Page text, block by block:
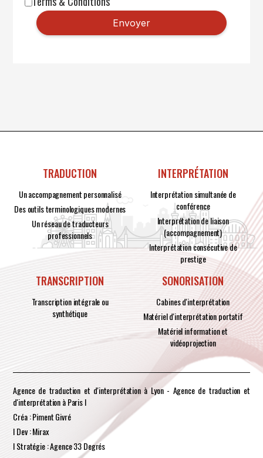
TRADUCTION
Un accompagnement personnalisé
Des outils terminologiques modernes
Un réseau de traducteurs
professionnels
INTERPRÉTATION
Interprétation simultanée de
conférence
Interprétation de liaison
(accompagnement)
Interprétation consécutive de
prestige
TRANSCRIPTION
Transcription intégrale ou
synthétique
SONORISATION
Cabines d'interprétation
Matériel d'interprétation portatif
Matériel information et
vidéoprojection
Agence de traduction et d'interprétation à Lyon - Agence de traduction et
d'interprétation à Paris I
Créa : Piment Givré
I Dev : Mirax
I Stratégie : Agence 33 Degrés